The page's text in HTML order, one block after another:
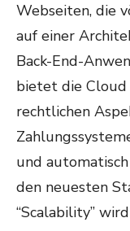
Webseiten, die
auf einer
Back-End-
bietet die Cloud
rechtlichen
und
den neuesten
“Scalability”